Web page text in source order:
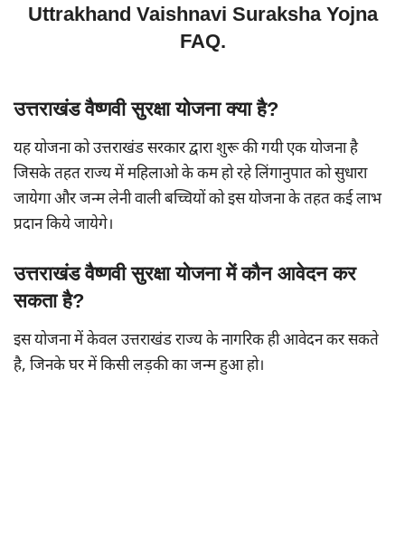
Uttrakhand Vaishnavi Suraksha Yojna
FAQ.
उत्तराखंड वैष्णवी सुरक्षा योजना क्या है?
यह योजना को उत्तराखंड सरकार द्वारा शुरू की गयी एक योजना है
जिसके तहत राज्य में महिलाओ के कम हो रहे लिंगानुपात को सुधारा
जायेगा और जन्म लेनी वाली बच्चियों को इस योजना के तहत कई लाभ
प्रदान किये जायेगे।
उत्तराखंड वैष्णवी सुरक्षा योजना में कौन आवेदन कर
सकता है?
इस योजना में केवल उत्तराखंड राज्य के नागरिक ही आवेदन कर सकते
है, जिनके घर में किसी लड़की का जन्म हुआ हो।